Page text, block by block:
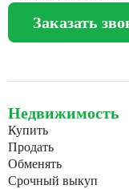
Заказать
Недвижимость
Купить
Продать
Обменять
Срочный выкуп